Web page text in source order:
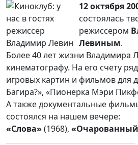
12 октября
состоялась
режиссером
Левиным.
Более 40 лет жизни Владимира
кинематографу. На его счету
игровых картин и фильмов для
Багира?», «Пионерка Мэри
А также документальные
состоялся на нашем вечере:
«Слова» (1968), «Очарованный